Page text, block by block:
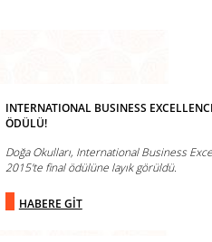
INTERNATIONAL BUSINESS
ÖDÜLÜ!
Doğa Okulları, International Business
2015'te final ödülüne layık görüldü.
HABERE GİT